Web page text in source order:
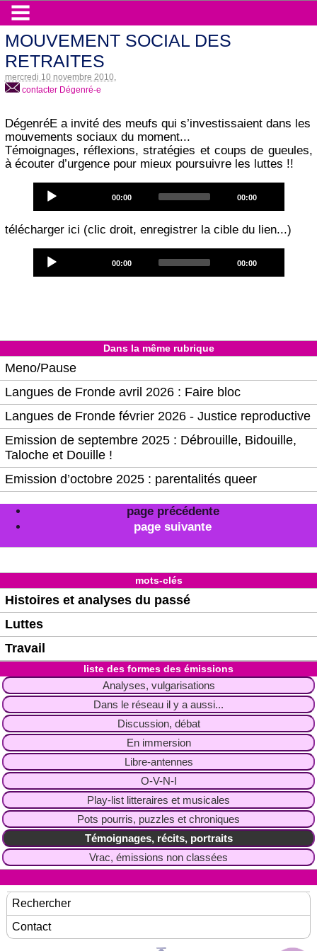
MOUVEMENT SOCIAL DES
RETRAITES
mercredi 10 novembre 2010
contacter Dégenré-e
DégenréE a invité des meufs qui s’investissaient dans les
mouvements sociaux du moment...
Témoignages, réflexions, stratégies et coups de gueules,
à écouter d’urgence pour mieux poursuivre les luttes !!
Player
Current
00:00
Total
00:00
télécharger ici (clic droit, enregistrer la cible du lien...)
Player
Current
00:00
Total
00:00
Dans la même rubrique
Meno/Pause
Langues de Fronde avril 2026 : Faire bloc
Langues de Fronde février 2026 - Justice reproductive
Emission de septembre 2025 : Débrouille, Bidouille,
Taloche et Douille !
Emission d’octobre 2025 : parentalités queer
page précédente
page suivante
mots-clés
Histoires et analyses du passé
Luttes
Travail
liste des formes des émissions
Analyses, vulgarisations
Dans le réseau il y a aussi...
Discussion, débat
En immersion
Libre-antennes
O-V-N-I
Play-list litteraires et musicales
Pots pourris, puzzles et chroniques
Témoignages, récits, portraits
Vrac, émissions non classées
Rechercher
Contact